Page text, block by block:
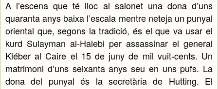
A l’escena que té lloc al salonet una dona d’uns
quaranta anys baixa l’escala mentre neteja un punyal
oriental que, segons la tradició, és el que va usar el
kurd Sulayman al-Halebi per assassinar el general
Kléber al Caire el 15 de juny de mil vuit-cents. Un
matrimoni d’uns seixanta anys seu en uns pufs. La
dona del punyal és la secretària de Hutting. El